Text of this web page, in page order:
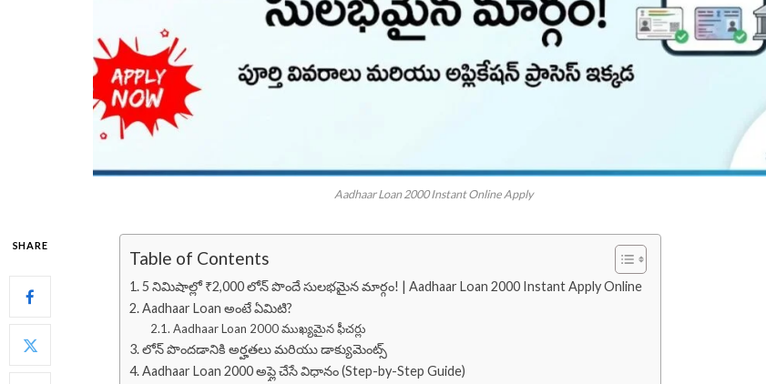
Aadhaar Loan 2000 Instant Online Apply
SHARE
Table of Contents
5 నిమిషాల్లో ₹2,000 లోన్ పొందే సులభమైన మార్గం! | Aadhaar Loan 2000 Instant Apply Online
Aadhaar Loan అంటే ఏమిటి?
Aadhaar Loan 2000 ముఖ్యమైన ఫీచర్లు
లోన్ పొందడానికి అర్హతలు మరియు డాక్యుమెంట్స్
Aadhaar Loan 2000 అప్లై చేసే విధానం (Step-by-Step Guide)